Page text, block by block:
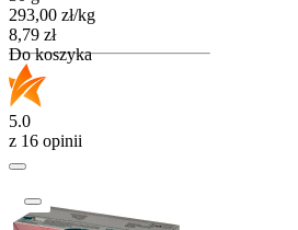
293,00 zł/kg
Cena
8,79 zł
Do koszyka
5.0
z 16 opinii